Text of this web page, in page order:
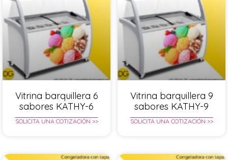
Vitrina barquillera 6
sabores KATHY-6
SOLICITA UNA COTIZACIÓN >>
Vitrina barquillera 9
sabores KATHY-9
SOLICITA UNA COTIZACIÓN >>